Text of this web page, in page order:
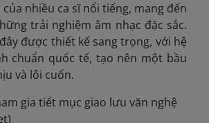
nhiều ca sĩ nổi tiếng, mang đến
trải nghiệm âm nhạc đặc sắc.
được thiết kế sang trọng, với hệ
chuẩn quốc tế, tạo nên một bầu
và lôi cuốn.